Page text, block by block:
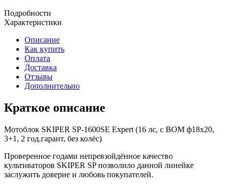
Подробности
Характеристики
Описание
Как купить
Оплата
Доставка
Отзывы
Дополнительно
Краткое описание
Мотоблок SKIPER SP-1600SE Expert (16 лс, с ВОМ ф18х20,
3+1, 2 год.гарант, без колёс)
Проверенное годами непревзойдённое качество
культиваторов SKIPER SP позволило данной линейке
заслужить доверие и любовь покупателей.